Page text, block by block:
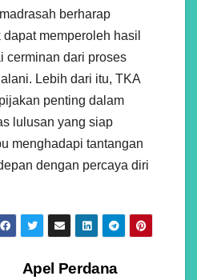
berharap
memperoleh hasil
cerminan dari proses
Lebih dari itu, TKA
penting dalam
lulusan yang siap
menghadapi tantangan
dengan percaya diri
Apel Perdana